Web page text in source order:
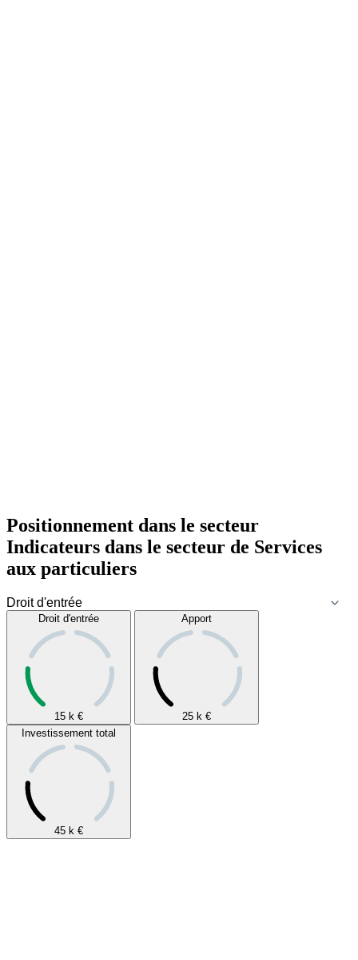
Positionnement dans le secteur
Indicateurs dans le secteur de Services
aux particuliers
Droit d'entrée
15 k €
Apport
25 k €
Investissement total
45 k €